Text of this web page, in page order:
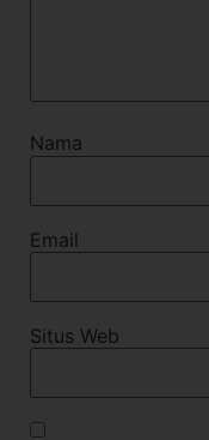
Nama
Email
Situs Web